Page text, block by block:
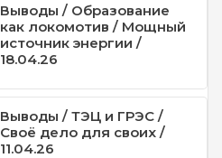
Выводы / Образование
как локомотив / Мощный
источник энергии /
18.04.26
Выводы / ТЭЦ и ГРЭС /
Своё дело для своих /
11.04.26